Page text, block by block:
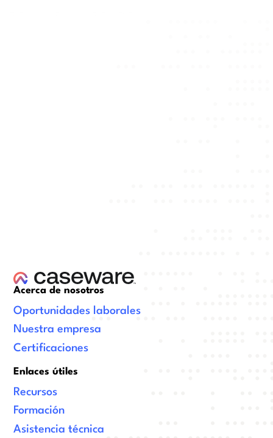
Acerca de nosotros
Oportunidades laborales
Nuestra empresa
Certificaciones
Enlaces útiles
Recursos
Formación
Asistencia técnica